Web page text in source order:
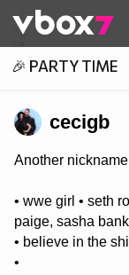
👾
🎉 PARTY TIME
cecigb
Another
• wwe girl • seth
paige, sasha
• believe in the
•